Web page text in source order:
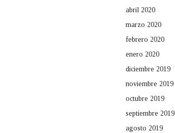
abril 2020
marzo 2020
febrero 2020
enero 2020
diciembre 2019
noviembre 2019
octubre 2019
septiembre 2019
agosto 2019